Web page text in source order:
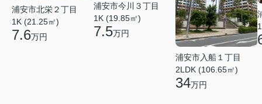
浦安市北栄２丁目
1K (21.25㎡)
7.6万円
浦安市今川３丁目
1K (19.85㎡)
7.5万円
浦安市入船１丁目
2LDK (106.65㎡)
34万円